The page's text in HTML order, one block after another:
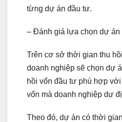
từng dự án đầu tư.
– Đánh giá lựa chọn dự án
Trên cơ sở thời gian thu
doanh nghiệp sẽ chọn dự
hồi vốn đầu tư phù hợp
vốn mà doanh nghiệp dự
Theo đó, dự án có thời